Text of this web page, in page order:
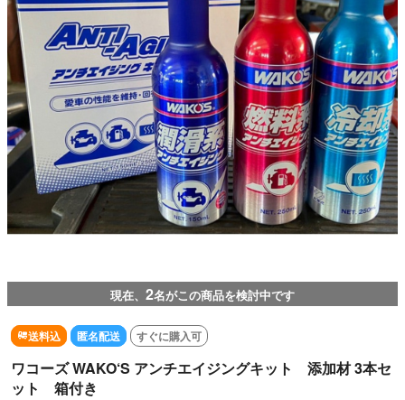
現在、 2名がこの商品を検討中です
送料込 匿名配送 すぐに購入可
ワコーズ WAKO‘S アンチエイジングキット 添加材 3本セ
ット 箱付き